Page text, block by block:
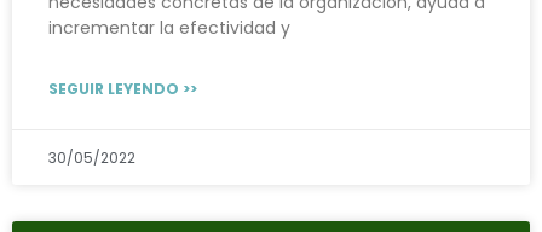
incrementar la efectividad y
SEGUIR LEYENDO >>
30/05/2022